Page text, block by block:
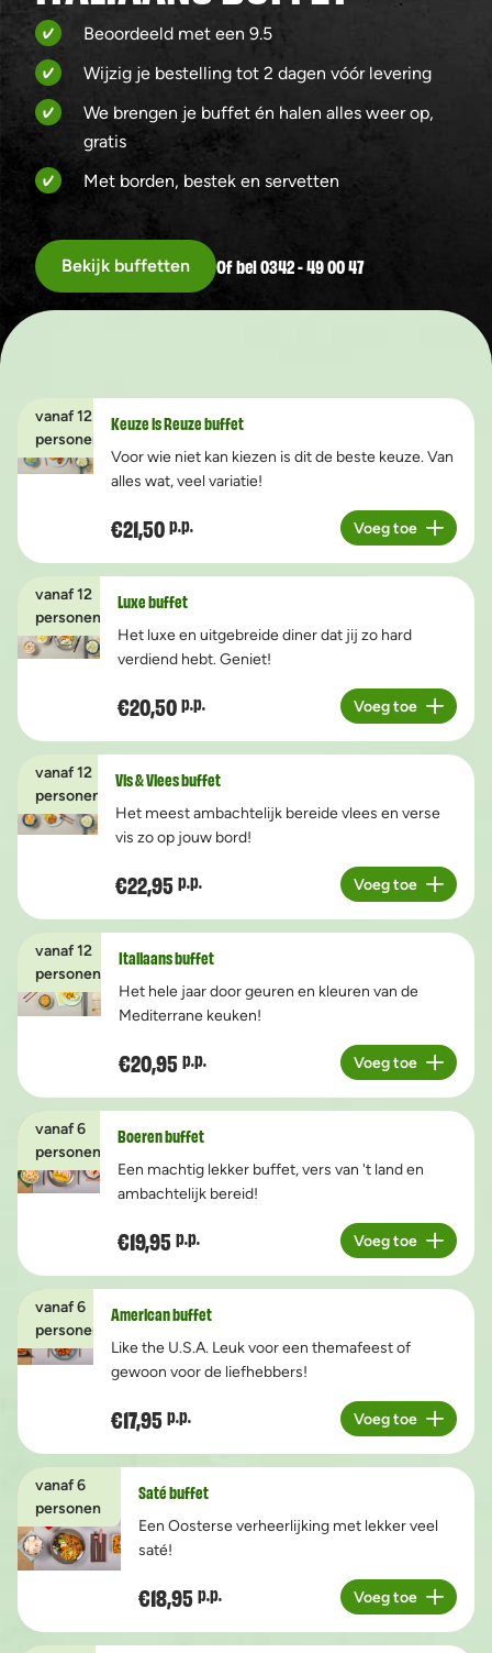
Beoordeeld met een 9.5
Wijzig je bestelling tot 2 dagen vóór levering
We brengen je buffet én halen alles weer op,
gratis
Met borden, bestek en servetten
Bekijk buffetten Of bel 0342 - 49 00 47
vanaf 12
personen
Keuze is Reuze buffet
Voor wie niet kan kiezen is dit de beste keuze. Van
alles wat, veel variatie!
€21,50 p.p.
Aantal
Voeg toe
vanaf 12
personen
Luxe buffet
Het luxe en uitgebreide diner dat jij zo hard
verdiend hebt. Geniet!
€20,50 p.p.
Aantal
Voeg toe
vanaf 12
personen
Vis & Vlees buffet
Het meest ambachtelijk bereide vlees en verse
vis zo op jouw bord!
€22,95 p.p.
Aantal
Voeg toe
vanaf 12
personen
Italiaans buffet
Het hele jaar door geuren en kleuren van de
Mediterrane keuken!
€20,95 p.p.
Aantal
Voeg toe
vanaf 6
personen
Boeren buffet
Een machtig lekker buffet, vers van 't land en
ambachtelijk bereid!
€19,95 p.p.
Aantal
Voeg toe
vanaf 6
personen
American buffet
Like the U.S.A. Leuk voor een themafeest of
gewoon voor de liefhebbers!
€17,95 p.p.
Aantal
Voeg toe
vanaf 6
personen
Saté buffet
Een Oosterse verheerlijking met lekker veel
saté!
€18,95 p.p.
Aantal
Voeg toe